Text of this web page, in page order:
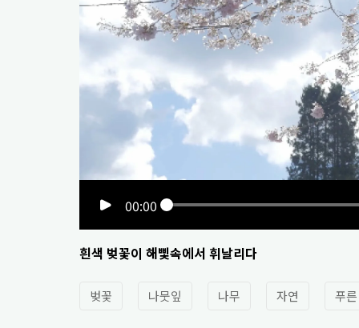
00:00
흰색 벚꽃이 해삧속에서 휘날리다
벚꽃 나뭇잎 나무 자연 푸